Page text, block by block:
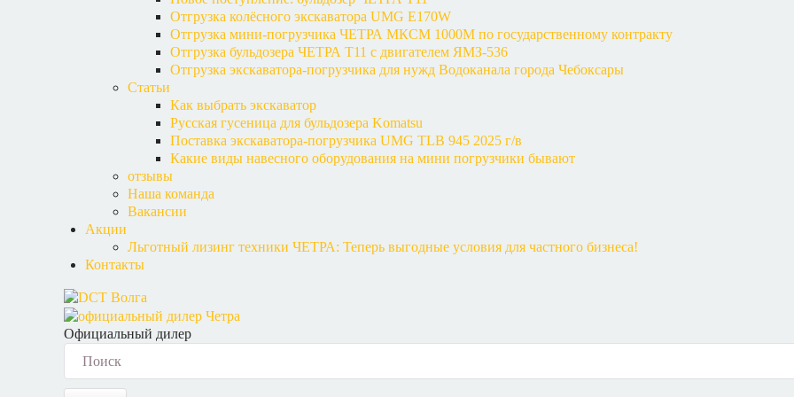
Отгрузка колёсного экскаватора UMG E170W
Отгрузка мини-погрузчика ЧЕТРА МКСМ 1000М по государственному контракту
Отгрузка бульдозера ЧЕТРА Т11 с двигателем ЯМЗ-536
Отгрузка экскаватора-погрузчика для нужд Водоканала города Чебоксары
Статьи
Как выбрать экскаватор
Русская гусеница для бульдозера Komatsu
Поставка экскаватора-погрузчика UMG TLB 945 2025 г/в
Какие виды навесного оборудования на мини погрузчики бывают
отзывы
Наша команда
Вакансии
Акции
Льготный лизинг техники ЧЕТРА: Теперь выгодные условия для частного бизнеса!
Контакты
Официальный дилер